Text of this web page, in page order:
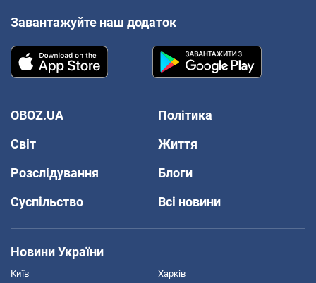
Завантажуйте наш додаток
OBOZ.UA
Політика
Світ
Життя
Розслідування
Блоги
Суспільство
Всі новини
Новини України
Київ Харків